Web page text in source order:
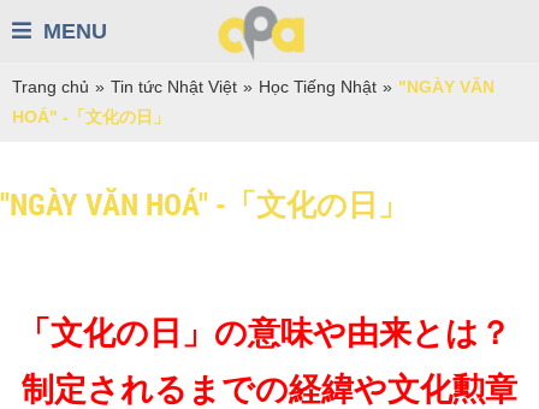
MENU
Trang chủ » Tin tức Nhật Việt » Học Tiếng Nhật » "NGÀY VĂN
HOÁ" -「文化の日」
"NGÀY VĂN HOÁ" -「文化の日」
「文化の日」の意味や由来とは？
制定されるまでの経緯や文化勲章